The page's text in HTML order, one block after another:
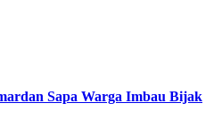
Sapa Warga Imbau Bijak